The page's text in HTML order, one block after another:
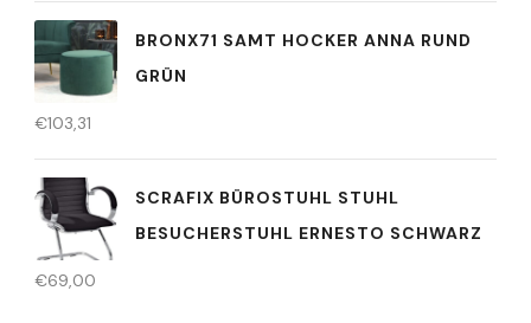
BRONX71 SAMT HOCKER ANNA RUND
GRÜN
€103,31
SCRAFIX BÜROSTUHL STUHL
BESUCHERSTUHL ERNESTO SCHWARZ
€69,00